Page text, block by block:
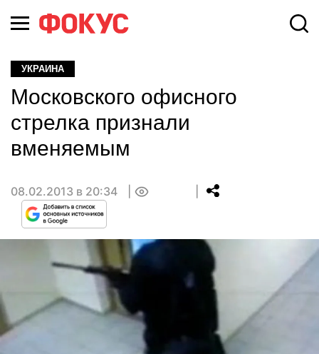
УКРАИНА
Московского офисного
стрелка признали
вменяемым
08.02.2013 в 20:34